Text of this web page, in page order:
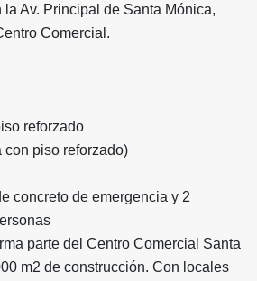
Av. Principal de Santa Mónica,
Comercial.
reforzado
con piso reforzado)
concreto de emergencia y 2
parte del Centro Comercial Santa
m2 de construcción. Con locales